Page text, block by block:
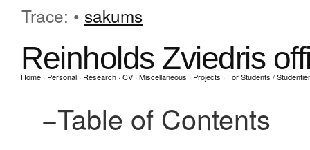
Trace: • sakums
Reinholds Zviedris
Home · Personal · Research ·CV ·Miscellaneous · Projects · For Students /
−Table of Contents